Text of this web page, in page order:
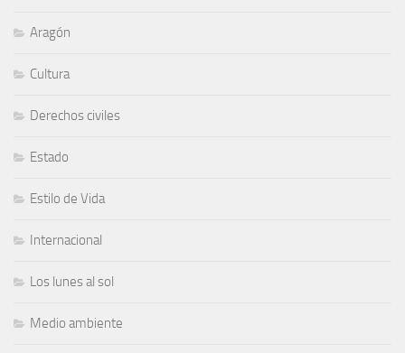
Aragón
Cultura
Derechos civiles
Estado
Estilo de Vida
Internacional
Los lunes al sol
Medio ambiente